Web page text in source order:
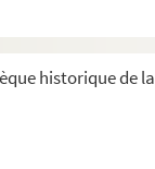
historique de